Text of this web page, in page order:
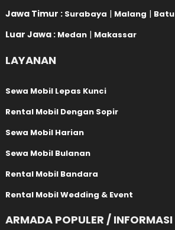
Jawa Timur : Surabaya | Malang | Batu
Luar Jawa : Medan | Makassar
LAYANAN
Sewa Mobil Lepas Kunci
Rental Mobil Dengan Sopir
Sewa Mobil Harian
Sewa Mobil Bulanan
Rental Mobil Bandara
Rental Mobil Wedding & Event
ARMADA POPULER / INFORMASI